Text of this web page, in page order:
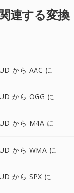
連する変換
から AAC に
から OGG に
から M4A に
から WMA に
から SPX に